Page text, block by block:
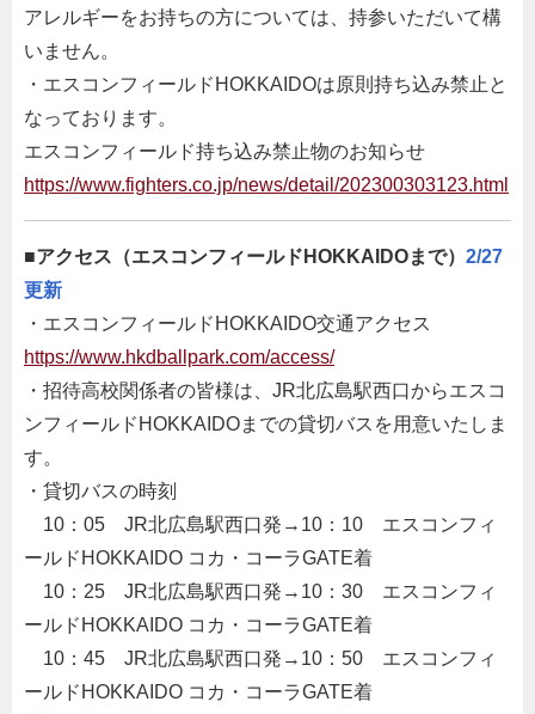
アレルギーをお持ちの方については、持参いただいて構
いません。
・エスコンフィールドHOKKAIDOは原則持ち込み禁止と
なっております。
エスコンフィールド持ち込み禁止物のお知らせ
https://www.fighters.co.jp/news/detail/202300303123.html
■アクセス（エスコンフィールドHOKKAIDOまで） 2/27
更新
・エスコンフィールドHOKKAIDO交通アクセス
https://www.hkdballpark.com/access/
・招待高校関係者の皆様は、JR北広島駅西口からエスコ
ンフィールドHOKKAIDOまでの貸切バスを用意いたしま
す。
・貸切バスの時刻
10：05 JR北広島駅西口発→10：10 エスコンフィ
ールドHOKKAIDO コカ・コーラGATE着
10：25 JR北広島駅西口発→10：30 エスコンフィ
ールドHOKKAIDO コカ・コーラGATE着
10：45 JR北広島駅西口発→10：50 エスコンフィ
ールドHOKKAIDO コカ・コーラGATE着